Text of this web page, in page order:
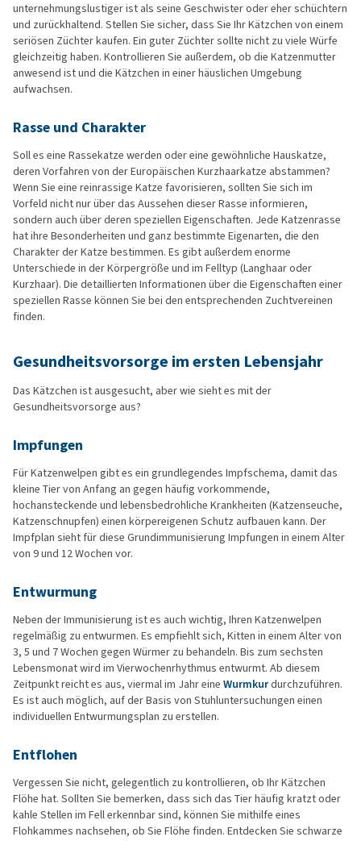
unternehmungslustiger ist als seine Geschwister oder eher schüchtern
und zurückhaltend. Stellen Sie sicher, dass Sie Ihr Kätzchen von einem
seriösen Züchter kaufen. Ein guter Züchter sollte nicht zu viele Würfe
gleichzeitig haben. Kontrollieren Sie außerdem, ob die Katzenmutter
anwesend ist und die Kätzchen in einer häuslichen Umgebung
aufwachsen.
Rasse und Charakter
Soll es eine Rassekatze werden oder eine gewöhnliche Hauskatze,
deren Vorfahren von der Europäischen Kurzhaarkatze abstammen?
Wenn Sie eine reinrassige Katze favorisieren, sollten Sie sich im
Vorfeld nicht nur über das Aussehen dieser Rasse informieren,
sondern auch über deren speziellen Eigenschaften. Jede Katzenrasse
hat ihre Besonderheiten und ganz bestimmte Eigenarten, die den
Charakter der Katze bestimmen. Es gibt außerdem enorme
Unterschiede in der Körpergröße und im Felltyp (Langhaar oder
Kurzhaar). Die detaillierten Informationen über die Eigenschaften einer
speziellen Rasse können Sie bei den entsprechenden Zuchtvereinen
finden.
Gesundheitsvorsorge im ersten Lebensjahr
Das Kätzchen ist ausgesucht, aber wie sieht es mit der
Gesundheitsvorsorge aus?
Impfungen
Für Katzenwelpen gibt es ein grundlegendes Impfschema, damit das
kleine Tier von Anfang an gegen häufig vorkommende,
hochansteckende und lebensbedrohliche Krankheiten (Katzenseuche,
Katzenschnupfen) einen körpereigenen Schutz aufbauen kann. Der
Impfplan sieht für diese Grundimmunisierung Impfungen in einem Alter
von 9 und 12 Wochen vor.
Entwurmung
Neben der Immunisierung ist es auch wichtig, Ihren Katzenwelpen
regelmäßig zu entwurmen. Es empfiehlt sich, Kitten in einem Alter von
3, 5 und 7 Wochen gegen Würmer zu behandeln. Bis zum sechsten
Lebensmonat wird im Vierwochenrhythmus entwurmt. Ab diesem
Zeitpunkt reicht es aus, viermal im Jahr eine Wurmkurdurchzuführen.
Es ist auch möglich, auf der Basis von Stuhluntersuchungen einen
individuellen Entwurmungsplan zu erstellen.
Entflohen
Vergessen Sie nicht, gelegentlich zu kontrollieren, ob Ihr Kätzchen
Flöhe hat. Sollten Sie bemerken, dass sich das Tier häufig kratzt oder
kahle Stellen im Fell erkennbar sind, können Sie mithilfe eines
Flohkammes nachsehen, ob Sie Flöhe finden. Entdecken Sie schwarze